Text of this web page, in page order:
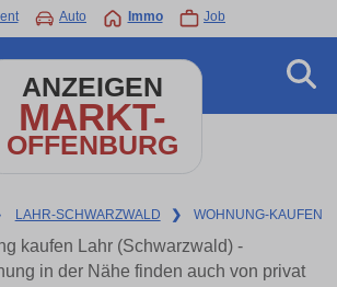
Auto Immo Job
ANZEIGEN
MARKT-
OFFENBURG
LAHR-SCHWARZWALD ❯ WOHNUNG-KAUFEN
kaufen Lahr (Schwarzwald) -
in der Nähe finden auch von privat